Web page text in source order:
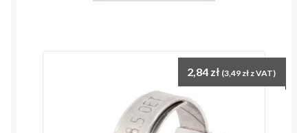
2,84 zł (3,49złz VAT)